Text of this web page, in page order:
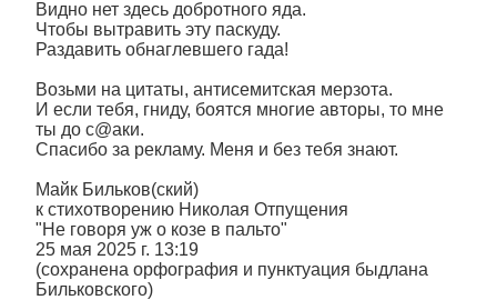
Видно нет здесь добротного яда.
Чтобы вытравить эту паскуду.
Раздавить обнаглевшего гада!
Возьми на цитаты, антисемитская мерзота.
И если тебя, гниду, боятся многие авторы, то мне
ты до с@аки.
Спасибо за рекламу. Меня и без тебя знают.
Майк Бильков(ский)
к стихотворению Николая Отпущения
"Не говоря уж о козе в пальто"
25 мая 2025 г. 13:19
(сохранена орфография и пунктуация быдлана
Бильковского)